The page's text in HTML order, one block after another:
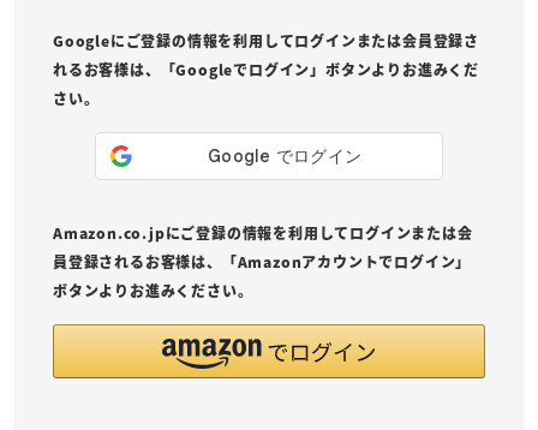
Googleにご登録の情報を利用してログインまたは会員登録さ
れるお客様は、「Googleでログイン」ボタンよりお進みくだ
さい。
Amazon.co.jpにご登録の情報を利用してログインまたは会
員登録されるお客様は、「Amazonアカウントでログイン」
ボタンよりお進みください。